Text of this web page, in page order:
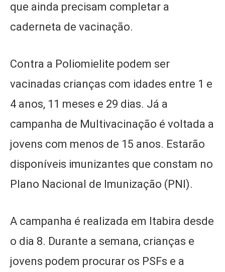
que ainda precisam completar a
caderneta de vacinação.
Contra a Poliomielite podem ser
vacinadas crianças com idades entre 1 e
4 anos, 11 meses e 29 dias. Já a
campanha de Multivacinação é voltada a
jovens com menos de 15 anos. Estarão
disponíveis imunizantes que constam no
Plano Nacional de Imunização (PNI).
A campanha é realizada em Itabira desde
o dia 8. Durante a semana, crianças e
jovens podem procurar os PSFs e a